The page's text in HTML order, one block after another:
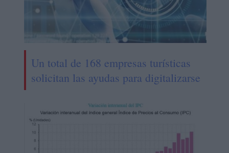
Un total de 168 empresas turísticas
solicitan las ayudas para digitalizarse